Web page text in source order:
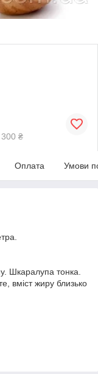
₴
Оплата Умови
Шкаралупа тонка.
вміст жиру близько